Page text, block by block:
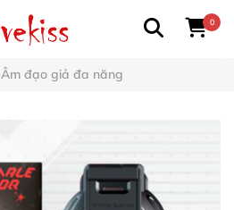
0
Âm đạo giả đa năng